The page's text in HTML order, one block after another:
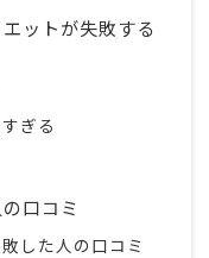
ットが失敗する
ぎる
口コミ
した人の口コミ